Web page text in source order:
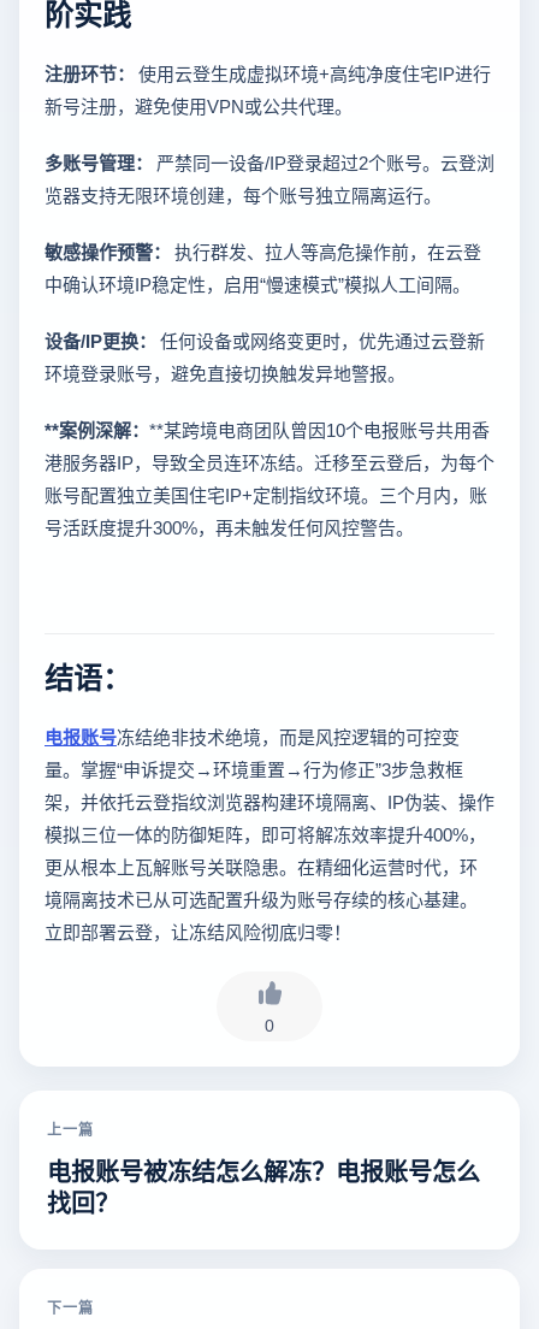
阶实践
注册环节： 使用云登生成虚拟环境+高纯净度住宅IP进行
新号注册，避免使用VPN或公共代理。
多账号管理：
严禁同一设备/IP登录超过2个账号。云登浏
览器支持无限环境创建，每个账号独立隔离运行。
敏感操作预警： 执行群发、拉人等高危操作前，在云登
中确认环境IP稳定性，启用“慢速模式”模拟人工间隔。
设备/IP更换： 任何设备或网络变更时，优先通过云登新
环境登录账号，避免直接切换触发异地警报。
**案例深解： **某跨境电商团队曾因10个电报账号共用香
港服务器IP，导致全员连环冻结。迁移至云登后，为每个
账号配置独立美国住宅IP+定制指纹环境。三个月内，账
号活跃度提升300%，再未触发任何风控警告。
结语：
电报账号冻结绝非技术绝境，而是风控逻辑的可控变
量。掌握“申诉提交→环境重置→行为修正”3步急救框
架，并依托云登指纹浏览器构建环境隔离、IP伪装、操作
模拟三位一体的防御矩阵，即可将解冻效率提升400%，
更从根本上瓦解账号关联隐患。在精细化运营时代，环
境隔离技术已从可选配置升级为账号存续的核心基建。
立即部署云登，让冻结风险彻底归零！
0
上一篇
电报账号被冻结怎么解冻？电报账号怎么
找回？
下一篇